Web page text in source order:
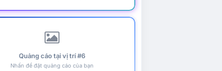
Quảng cáo tại vị trí #6
Nhấn để đặt quảng cáo của bạn